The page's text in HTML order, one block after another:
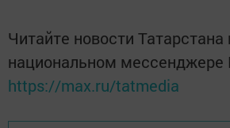
Читайте новости Татарстана
национальном мессенджере
https://max.ru/tatmedia